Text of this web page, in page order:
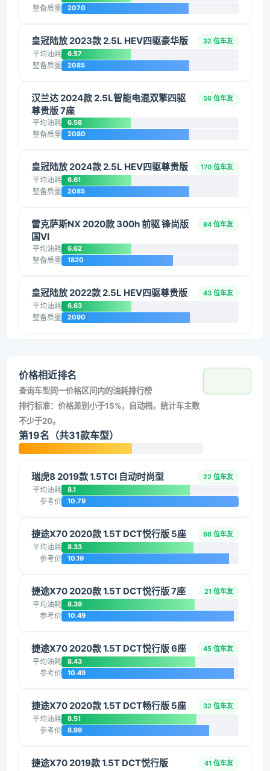
整备质量 2070
皇冠陆放 2023款 2.5L HEV四驱豪华版 32 位车友
平均油耗 6.57
整备质量 2085
汉兰达 2024款 2.5L智能电混双擎四驱
尊贵版 7座
56 位车友
平均油耗 6.58
整备质量 2080
皇冠陆放 2024款 2.5L HEV四驱尊贵版 170 位车友
平均油耗 6.61
整备质量 2085
雷克萨斯NX 2020款 300h 前驱 锋尚版
国VI
84 位车友
平均油耗 6.62
整备质量 1820
皇冠陆放 2022款 2.5L HEV四驱尊贵版 43 位车友
平均油耗 6.63
整备质量 2090
价格相近排名
查询车型同一价格区间内的油耗排行榜
排行标准：价格差别小于15%，自动档，统计车主数
不少于20。
第19名（共31款车型）
瑞虎8 2019款 1.5TCI 自动时尚型 22 位车友
平均油耗 8.1
参考价 10.79
捷途X70 2020款 1.5T DCT悦行版 5座 66 位车友
平均油耗 8.33
参考价 10.19
捷途X70 2020款 1.5T DCT悦行版 7座 21 位车友
平均油耗 8.39
参考价 10.49
捷途X70 2020款 1.5T DCT悦行版 6座 45 位车友
平均油耗 8.43
参考价 10.49
捷途X70 2020款 1.5T DCT畅行版 5座 32 位车友
平均油耗 8.51
参考价 8.99
捷途X70 2019款 1.5T DCT悦行版 41 位车友